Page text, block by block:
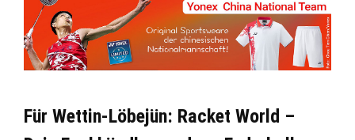
Für Wettin-Löbejün: Racket World –